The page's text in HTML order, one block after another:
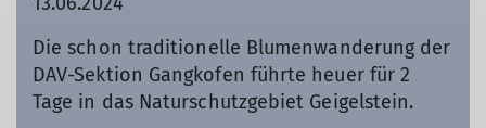
Die schon traditionelle Blumenwanderung der
DAV-Sektion Gangkofen führte heuer für 2
Tage in das Naturschutzgebiet Geigelstein.